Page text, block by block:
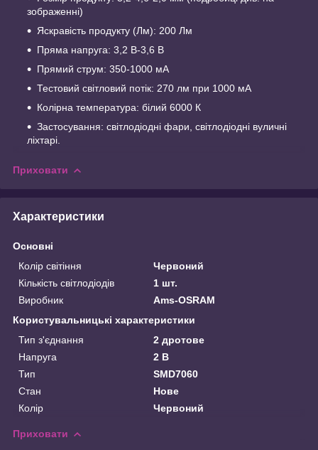
зображенні)
Яскравість продукту (Лм): 200 Лм
Пряма напруга: 3,2 В-3,6 В
Прямий струм: 350-1000 мА
Тестовий світловий потік: 270 лм при 1000 мА
Колірна температура: білий 6000 К
Застосування: світлодіодні фари, світлодіодні вуличні
ліхтарі.
Приховати
Характеристики
Основні
Колір світіння
Червоний
Кількість світлодіодів
1 шт.
Виробник
Ams-OSRAM
Користувальницькі характеристики
Тип з'єднання
2 дротове
Напруга
2 В
Тип
SMD7060
Стан
Нове
Колір
Червоний
Приховати